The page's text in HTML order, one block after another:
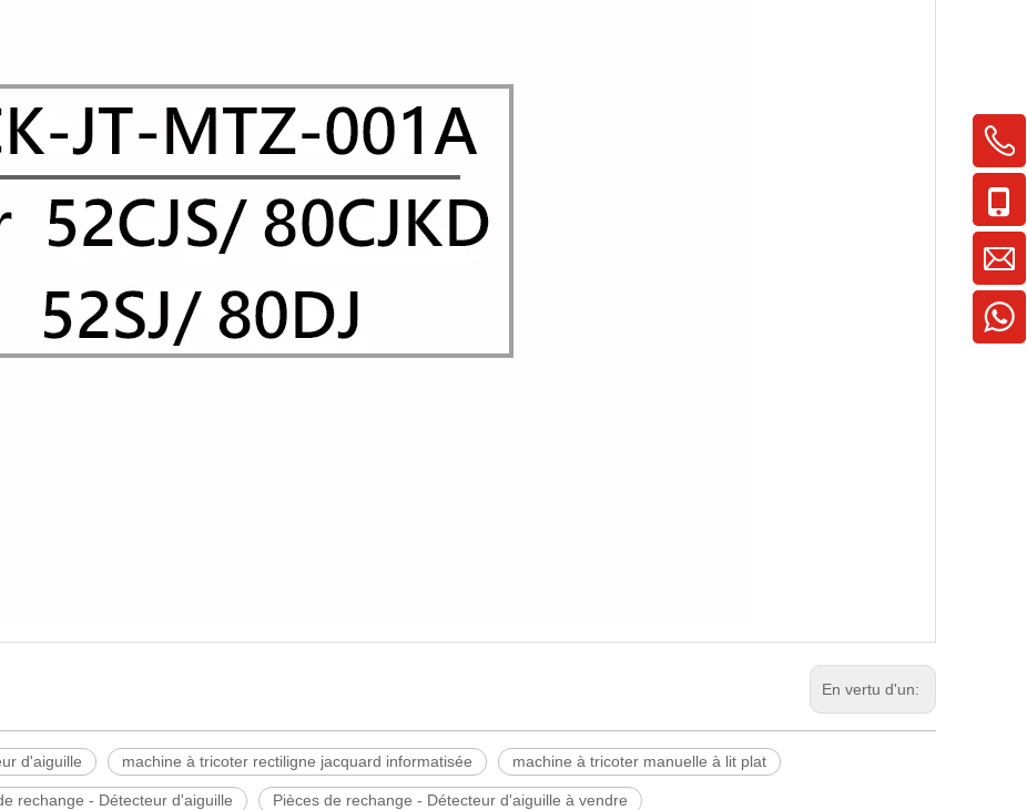
En vertu d'un:
d'aiguille machine à tricoter rectiligne jacquard informatisée machine à tricoter manuelle à lit plat
rechange - Détecteur d'aiguille Pièces de rechange - Détecteur d'aiguille à vendre